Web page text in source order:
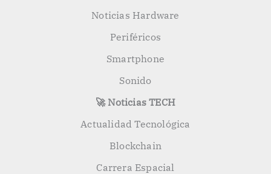
Noticias Hardware
Periféricos
Smartphone
Sonido
🚀 Noticias TECH
Actualidad Tecnológica
Blockchain
Carrera Espacial